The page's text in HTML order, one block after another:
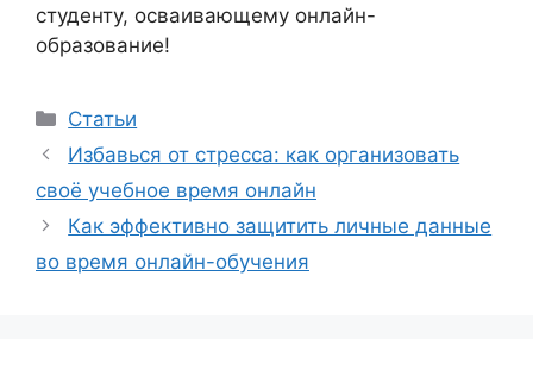
студенту, осваивающему онлайн-
образование!
Рубрики
Статьи
Избавься от стресса: как организовать
своё учебное время онлайн
Как эффективно защитить личные данные
во время онлайн-обучения